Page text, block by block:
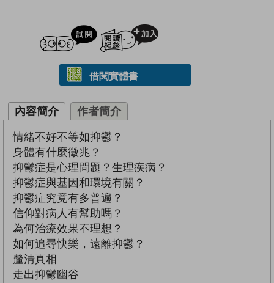
試閲
借閱實體書
內容簡介 作者簡介
情緒不好不等如抑鬱？
身體有什麼徵兆？
抑鬱症是心理問題？生理疾病？
抑鬱症與基因和環境有關？
抑鬱症究竟有多普遍？
信仰對病人有幫助嗎？
為何治療效果不理想？
如何追尋快樂，遠離抑鬱？
釐清真相
走出抑鬱幽谷